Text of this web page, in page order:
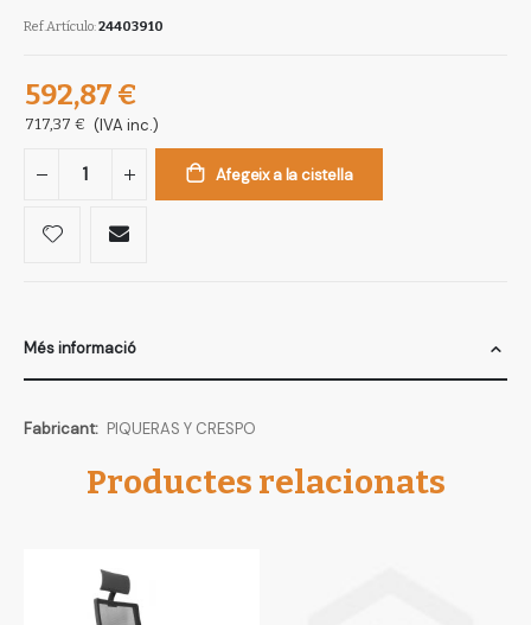
Ref.Artículo 24403910
592,87 €
717,37 € (IVA inc.)
Afegeix a la cistella
Més informació
Més
PIQUERAS Y CRESPO
Productes relacionats